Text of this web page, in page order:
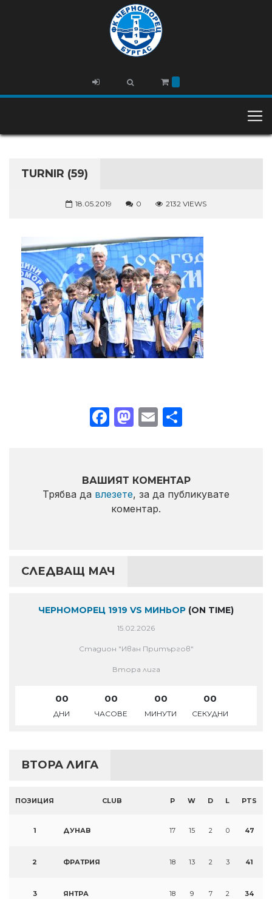
TURNIR (59)
18.05.2019 0 2132 VIEWS
Facebook
Mastodon
Email
ВАШИЯТ КОМЕНТАР
Трябва да влезете, за да публикувате
коментар.
СЛЕДВАЩ МАЧ
ЧЕРНОМОРЕЦ 1919 VS МИНЬОР (ON TIME)
15.02.2026
Стадион "Иван Притъргов"
Втора лига
00
ДНИ
00
ЧАСОВЕ
00
МИНУТИ
00
СЕКУДНИ
ВТОРА ЛИГА
ПОЗИЦИЯ CLUB P W D L PTS
1 ДУНАВ 17 15 2 0 47
2 ФРАТРИЯ 18 13 2 3 41
3 ЯНТРА 18 9 7 2 34